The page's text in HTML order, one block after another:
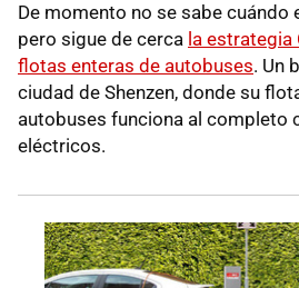
De momento no se sabe cuándo
pero sigue de cerca la
flotas enteras de autobuses. Un
ciudad de Shenzen, donde su
autobuses funciona al completo
eléctricos.